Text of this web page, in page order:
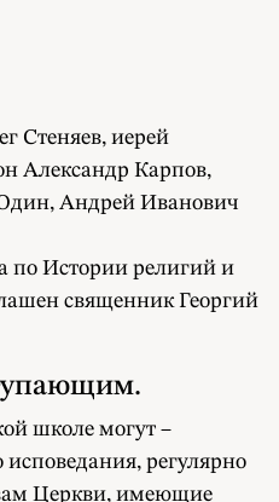
Стеняев, иерей
Александр Карпов,
Андрей Иванович
по Истории религий и
священник Георгий
школе могут –
исповедания, регулярно
Церкви, имеющие